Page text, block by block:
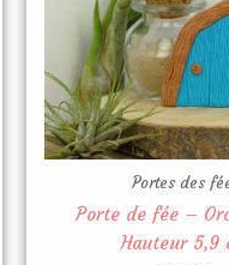
Portes des
Porte de fée –
Hauteur 5,9